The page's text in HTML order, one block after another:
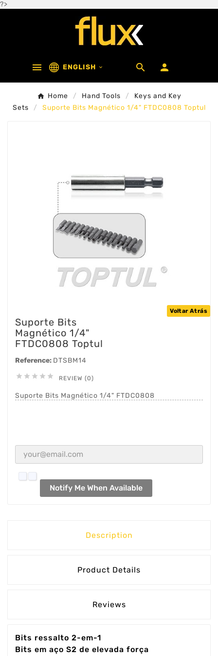
?>
 ENGLISH   
Home Hand Tools
Keys and Key
Sets
Suporte Bits Magnético 1/4" FTDC0808 Toptul
Voltar Atrás
Suporte Bits
Magnético 1/4"
FTDC0808 Toptul
Reference: DTSBM14
     REVIEW (0)
Suporte Bits Magnético 1/4" FTDC0808
Notify Me When Available
Description
Product Details
Reviews
Bits ressalto 2-em-1
Bits em aço S2 de elevada força